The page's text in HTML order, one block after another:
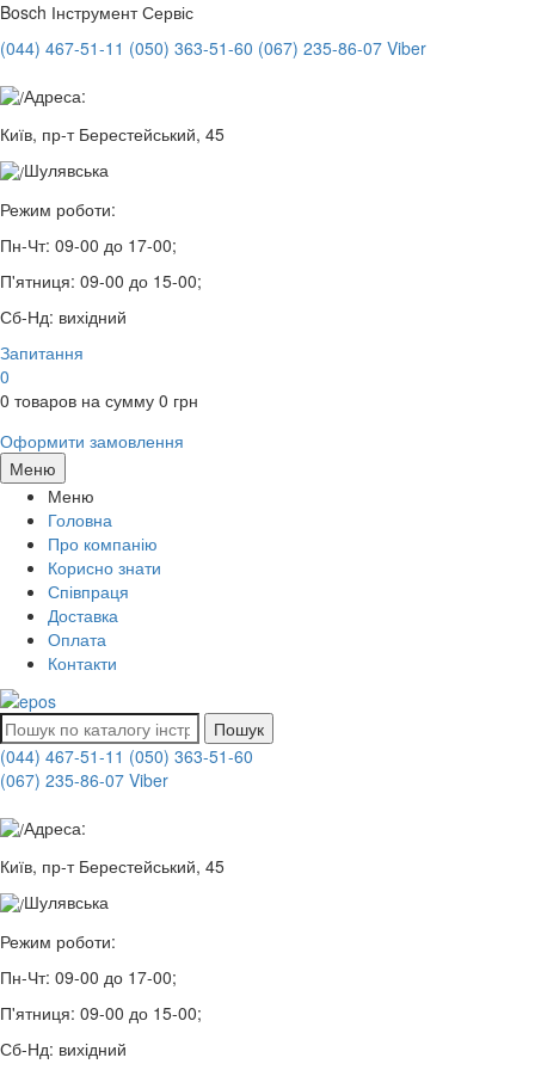
Bosch Інструмент Сервіс
(044) 467-51-11 (050) 363-51-60 (067) 235-86-07 Viber
Адреса:
Київ, пр-т Берестейський, 45
Шулявська
Режим роботи:
Пн-Чт: 09-00 до 17-00;
П'ятниця: 09-00 до 15-00;
Сб-Нд: вихідний
Запитання
0
0 товаров на сумму 0 грн
Оформити замовлення
Меню
Меню
Головна
Про компанію
Корисно знати
Співпраця
Доставка
Оплата
Контакти
Пошук
(044) 467-51-11 (050) 363-51-60
(067) 235-86-07 Viber
Адреса:
Київ, пр-т Берестейський, 45
Шулявська
Режим роботи:
Пн-Чт: 09-00 до 17-00;
П'ятниця: 09-00 до 15-00;
Сб-Нд: вихідний